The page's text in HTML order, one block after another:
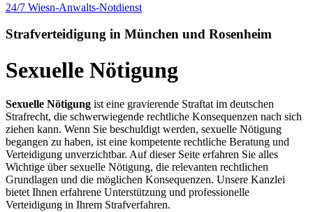
24/7 Wiesn-Anwalts-Notdienst
Strafverteidigung in München und Rosenheim
Sexuelle Nötigung
Sexuelle Nötigung ist eine gravierende Straftat im deutschen
Strafrecht, die schwerwiegende rechtliche Konsequenzen nach sich
ziehen kann. Wenn Sie beschuldigt werden, sexuelle Nötigung
begangen zu haben, ist eine kompetente rechtliche Beratung und
Verteidigung unverzichtbar. Auf dieser Seite erfahren Sie alles
Wichtige über sexuelle Nötigung, die relevanten rechtlichen
Grundlagen und die möglichen Konsequenzen. Unsere Kanzlei
bietet Ihnen erfahrene Unterstützung und professionelle
Verteidigung in Ihrem Strafverfahren.